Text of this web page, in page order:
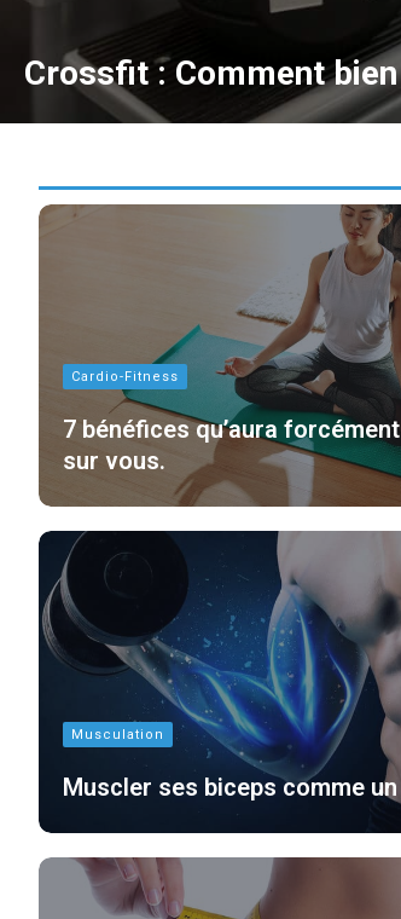
Crossfit : Comment
Cardio-Fitness
7 bénéfices qu’aura
sur vous.
Musculation
Muscler ses biceps comme